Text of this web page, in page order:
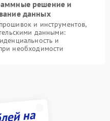
решение и
данных
и инструментов,
данными:
и
необходимости